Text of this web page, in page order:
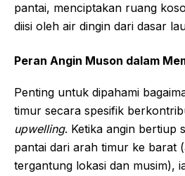
pantai, menciptakan ruang
diisi oleh air dingin dari dasar
Peran Angin Muson dalam
Penting untuk dipahami
timur secara spesifik
upwelling. Ketika angin bertiup
pantai dari arah timur ke barat
tergantung lokasi dan musim),